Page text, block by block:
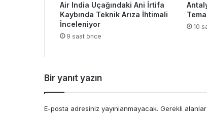
Air India Uçağındaki Ani İrtifa
Kaybında Teknik Arıza İhtimali
İnceleniyor
9 saat önce
10
Bir yanıt yazın
E-posta adresiniz yayınlanmayacak. Gerekli alanlar